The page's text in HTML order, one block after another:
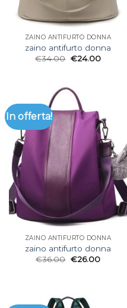
ZAINO ANTIFURTO DONNA
zaino antifurto donna
€34.00 €24.00
In offerta!
ZAINO ANTIFURTO DONNA
zaino antifurto donna
€36.00 €26.00